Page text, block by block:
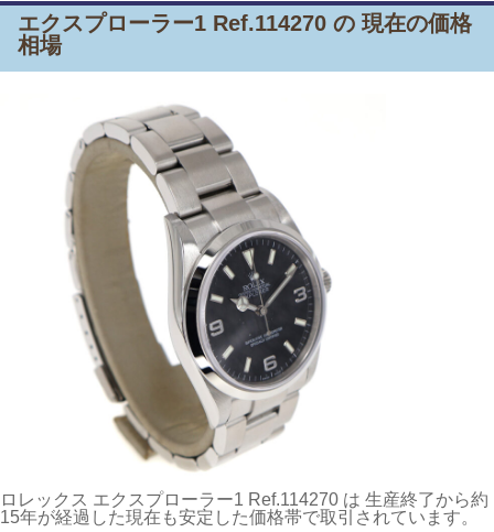
エクスプローラー1 Ref.114270 の 現在の価格
相場
ロレックス エクスプローラー1 Ref.114270 は 生産終了から約
15年が経過した現在も安定した価格帯で取引されています。